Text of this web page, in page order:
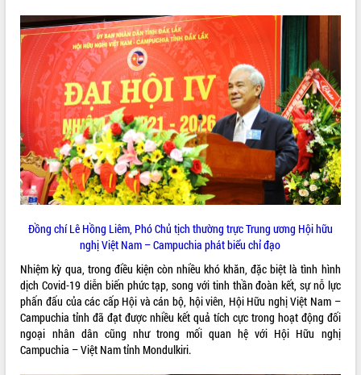
VIDEO
Loading the player...
Hội nghị UBND tỉnh Đắk Lắk thường kỳ
tháng 7/2026
Lễ truy tặng danh hiệu “Bà Mẹ Việt
Nam Anh hùng” và trao Huân chương
Lao động
UBND tỉnh Đắk Lắk triển khai nhiệm
Đồng chí Lê Hồng Liêm, Phó Chủ tịch thường trực Trung ương Hội hữu
nghị Việt Nam – Campuchia phát biểu chỉ đạo
Nhiệm kỳ qua, trong điều kiện còn nhiều khó khăn, đặc biệt là tình hình
dịch Covid-19 diễn biến phức tạp, song với tinh thần đoàn kết, sự nỗ lực
phấn đấu của các cấp Hội và cán bộ, hội viên, Hội Hữu nghị Việt Nam –
Campuchia tỉnh đã đạt được nhiều kết quả tích cực trong hoạt động đối
ngoại nhân dân cũng như trong mối quan hệ với Hội Hữu nghị
Campuchia – Việt Nam tỉnh Mondulkiri.